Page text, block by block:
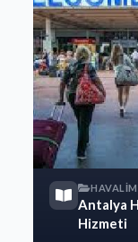
Antalya
Hizmeti